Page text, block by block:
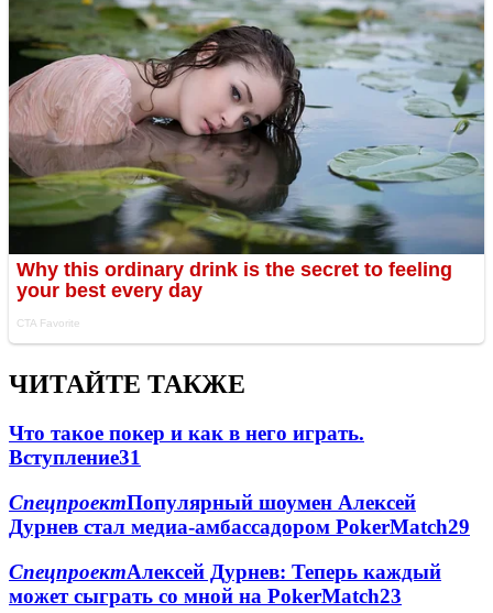
ЧИТАЙТЕ ТАКЖЕ
Что такое покер и как в него играть.
Вступление31
СпецпроектПопулярный шоумен Алексей
Дурнев стал медиа-амбассадором PokerMatch29
СпецпроектАлексей Дурнев: Теперь каждый
может сыграть со мной на PokerMatch23